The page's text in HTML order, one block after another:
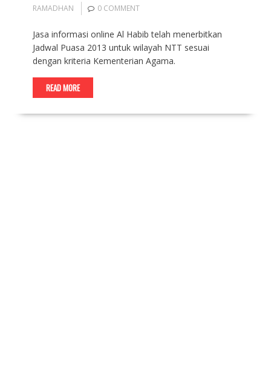
RAMADHAN
0 COMMENT
Jasa informasi online Al Habib telah menerbitkan
Jadwal Puasa 2013 untuk wilayah NTT sesuai
dengan kriteria Kementerian Agama.
READ MORE